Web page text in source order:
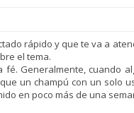
rápido y que te va a
el tema.
Generalmente, cuando
un champú con un solo
en poco más de una